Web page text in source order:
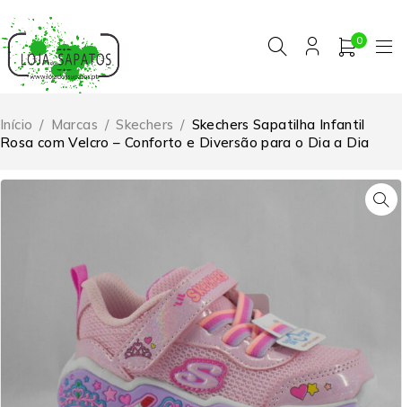
0
Início / Marcas / Skechers / Skechers Sapatilha Infantil
Rosa com Velcro – Conforto e Diversão para o Dia a Dia